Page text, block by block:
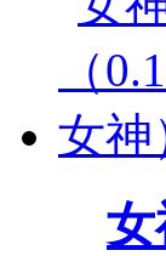
女